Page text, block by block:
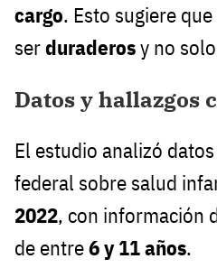
cargo. Esto sugiere
serduraderosy no
Datos y hallazgos
El estudio analizó
federal sobre salud
2022, con información
de entre6 y 11 años.